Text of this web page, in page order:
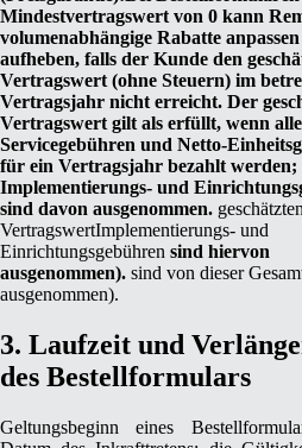
Mindestvertragswert von 0 kann
volumenabhängige Rabatte
aufheben, falls der Kunde den
Vertragswert (ohne Steuern) im
Vertragsjahr nicht erreicht. Der
Vertragswert gilt als erfüllt, wenn alle
Servicegebühren und
für ein Vertragsjahr bezahlt werden;
Implementierungs- und
sind davon ausgenommen.
VertragswertImplementierungs- und
Einrichtungsgebühren sind hiervon
ausgenommen). sind von dieser
ausgenommen).
3. Laufzeit und
des Bestellformulars
Geltungsbeginn eines